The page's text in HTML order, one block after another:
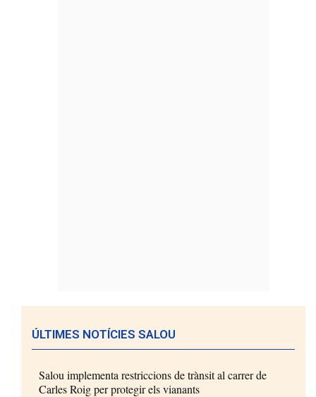
ÚLTIMES NOTÍCIES SALOU
Salou implementa restriccions de trànsit al carrer de
Carles Roig per protegir els vianants